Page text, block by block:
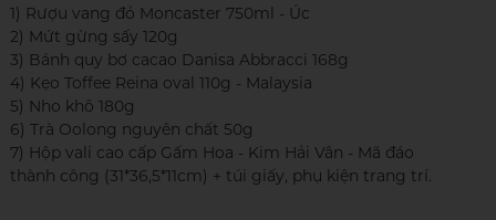
1) Rượu vang đỏ Moncaster 750ml - Úc
2) Mứt gừng sấy 120g
3) Bánh quy bơ cacao Danisa Abbracci 168g
4) Kẹo Toffee Reina oval 110g - Malaysia
5) Nho khô 180g
6) Trà Oolong nguyên chất 50g
7) Hộp vali cao cấp Gấm Hoa - Kim Hải Vân - Mã đáo
thành công (31*36,5*11cm) + túi giấy, phụ kiện trang trí.